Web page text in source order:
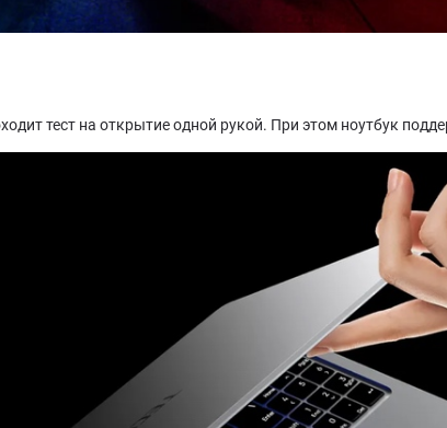
тест на открытие одной рукой. При этом ноутбук